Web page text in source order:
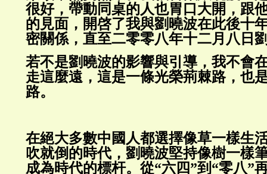
很好，帶動同桌的人也胃口大開，跟
的見面，開啓了我與劉曉波在此後十
密關係，直至二零零八年十二月八日
若不是劉曉波的影響與引導，我不會
走這麼遠，這是一條光榮荊棘路，也
路。
在絕大多數中國人都選擇像草一樣生
吹就倒的時代，劉曉波堅持像樹一樣
成為時代的標杆。從“六四”到“零八”